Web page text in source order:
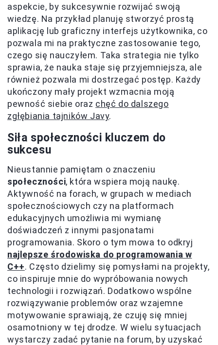
aspekcie, by sukcesywnie rozwijać swoją
wiedzę. Na przykład planuję stworzyć prostą
aplikację lub graficzny interfejs użytkownika, co
pozwala mi na praktyczne zastosowanie tego,
czego się nauczyłem. Taka strategia nie tylko
sprawia, że nauka staje się przyjemniejsza, ale
również pozwala mi dostrzegać postęp. Każdy
ukończony mały projekt wzmacnia moją
pewność siebie oraz chęć do dalszego
zgłębiania tajników Javy.
Siła społeczności kluczem do
sukcesu
Nieustannie pamiętam o znaczeniu
społeczności, która wspiera moją naukę.
Aktywność na forach, w grupach w mediach
społecznościowych czy na platformach
edukacyjnych umożliwia mi wymianę
doświadczeń z innymi pasjonatami
programowania. Skoro o tym mowa to odkryj
najlepsze środowiska do programowania w
C++. Często dzielimy się pomysłami na projekty,
co inspiruje mnie do wypróbowania nowych
technologii i rozwiązań. Dodatkowo wspólne
rozwiązywanie problemów oraz wzajemne
motywowanie sprawiają, że czuję się mniej
osamotniony w tej drodze. W wielu sytuacjach
wystarczy zadać pytanie na forum, by uzyskać